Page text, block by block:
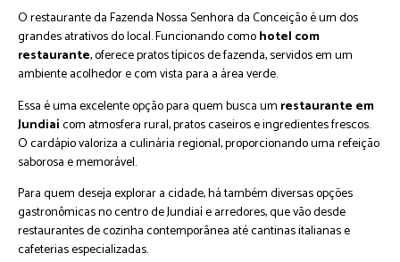
O restaurante da Fazenda Nossa Senhora da Conceição é um dos
grandes atrativos do local. Funcionando comohotel com
restaurante, oferece pratos típicos de fazenda, servidos em um
ambiente acolhedor e com vista para a área verde.
Essa é uma excelente opção para quem busca um restaurante em
Jundiaícom atmosfera rural, pratos caseiros e ingredientes frescos.
O cardápio valoriza a culinária regional, proporcionando uma refeição
saborosa e memorável.
Para quem deseja explorar a cidade, há também diversas opções
gastronômicas no centro de Jundiaí e arredores, que vão desde
restaurantes de cozinha contemporânea até cantinas italianas e
cafeterias especializadas.